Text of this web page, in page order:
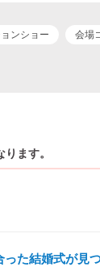
ンショー
会場
ます。
った結婚式が